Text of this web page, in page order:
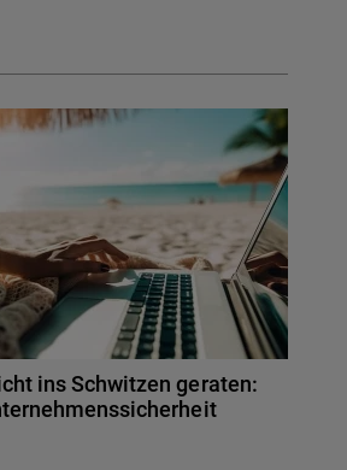
ins Schwitzen geraten: